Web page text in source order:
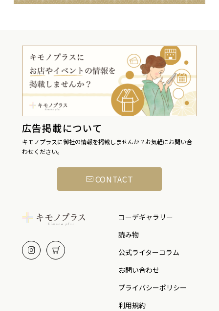
広告掲載について
キモノプラスに御社の情報を掲載しませんか？お気軽にお問い合
わせください。
CONTACT
コーデギャラリー
読み物
公式ライターコラム
お問い合わせ
プライバシーポリシー
利用規約